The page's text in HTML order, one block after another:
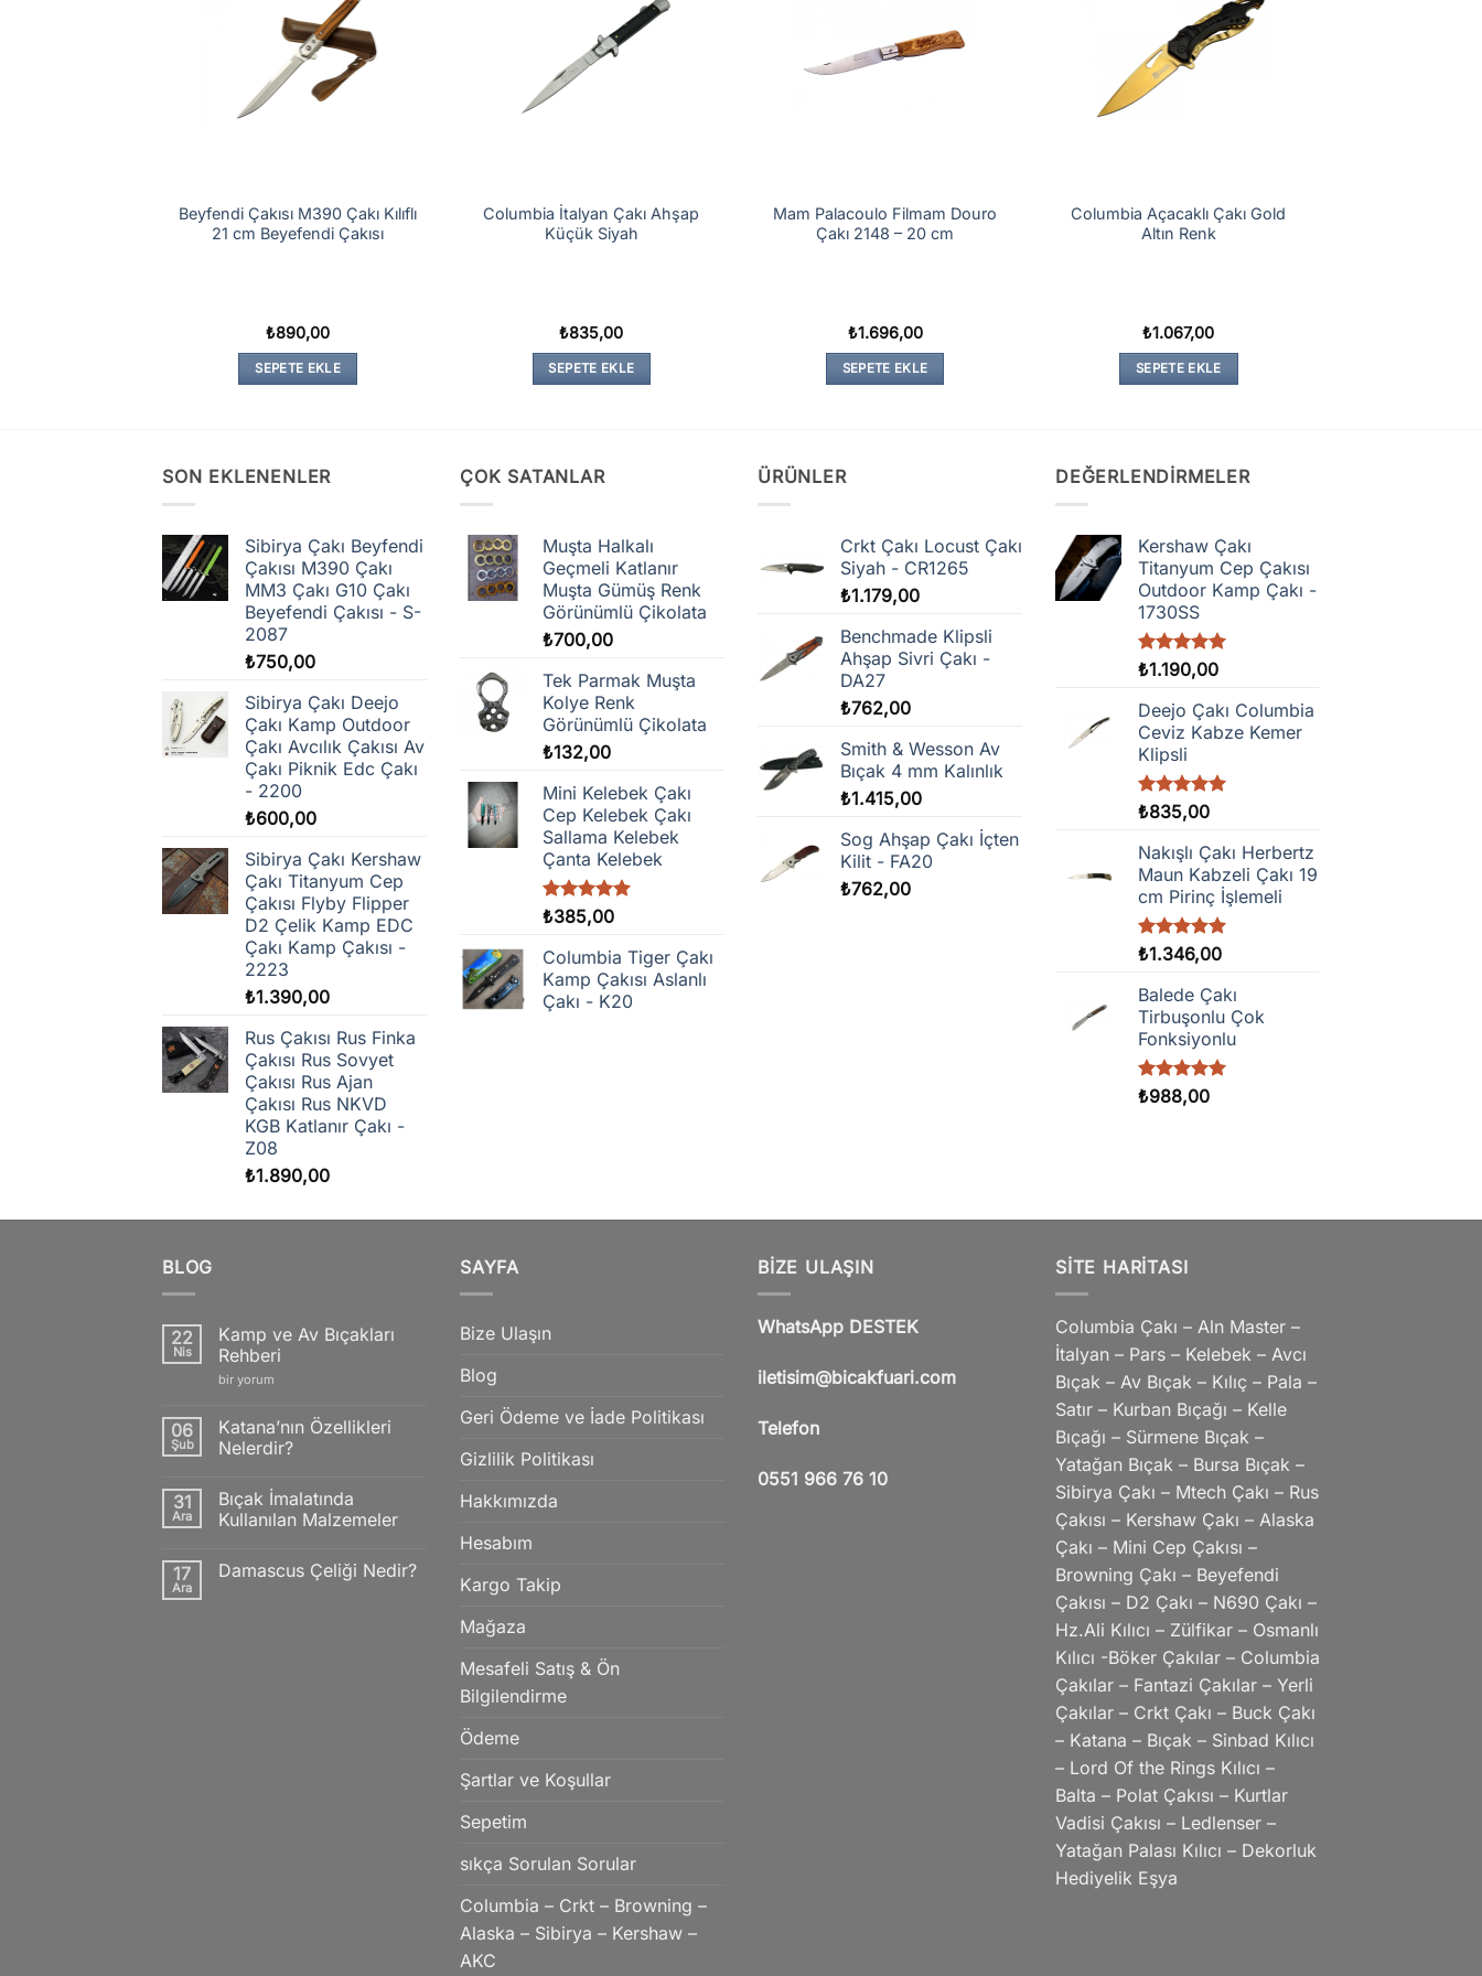
Beyfendi Çakısı M390 Çakı Kılıflı
21 cm Beyefendi Çakısı
₺890,00
SEPETE EKLE
Columbia İtalyan Çakı Ahşap
Küçük Siyah
₺835,00
SEPETE EKLE
Mam Palacoulo Filmam Douro
Çakı 2148 – 20 cm
₺1.696,00
SEPETE EKLE
Columbia Açacaklı Çakı Gold
Altın Renk
₺1.067,00
SEPETE EKLE
SON EKLENENLER
Sibirya Çakı Beyfendi
Çakısı M390 Çakı
MM3 Çakı G10 Çakı
Beyefendi Çakısı - S-
2087
₺750,00
Sibirya Çakı Deejo
Çakı Kamp Outdoor
Çakı Avcılık Çakısı Av
Çakı Piknik Edc Çakı
- 2200
₺600,00
Sibirya Çakı Kershaw
Çakı Titanyum Cep
Çakısı Flyby Flipper
D2 Çelik Kamp EDC
Çakı Kamp Çakısı -
2223
₺1.390,00
Rus Çakısı Rus Finka
Çakısı Rus Sovyet
Çakısı Rus Ajan
Çakısı Rus NKVD
KGB Katlanır Çakı -
Z08
₺1.890,00
ÇOK SATANLAR
Muşta Halkalı
Geçmeli Katlanır
Muşta Gümüş Renk
Görünümlü Çikolata
₺700,00
Tek Parmak Muşta
Kolye Renk
Görünümlü Çikolata
₺132,00
Mini Kelebek Çakı
Cep Kelebek Çakı
Sallama Kelebek
Çanta Kelebek
5 üzerinden
oy
aldı
₺385,00
Columbia Tiger Çakı
Kamp Çakısı Aslanlı
Çakı - K20
ÜRÜNLER
Crkt Çakı Locust Çakı
Siyah - CR1265
₺1.179,00
Benchmade Klipsli
Ahşap Sivri Çakı -
DA27
₺762,00
Smith & Wesson Av
Bıçak 4 mm Kalınlık
₺1.415,00
Sog Ahşap Çakı İçten
Kilit - FA20
₺762,00
DEĞERLENDIRMELER
Kershaw Çakı
Titanyum Cep Çakısı
Outdoor Kamp Çakı -
1730SS
5 üzerinden
oy
aldı
₺1.190,00
Deejo Çakı Columbia
Ceviz Kabze Kemer
Klipsli
5 üzerinden
oy
aldı
₺835,00
Nakışlı Çakı Herbertz
Maun Kabzeli Çakı 19
cm Pirinç İşlemeli
5 üzerinden
aldı
₺1.346,00
Balede Çakı
Tirbuşonlu Çok
Fonksiyonlu
5 üzerinden
oy
₺988,00
BLOG
22
Nis
Kamp ve Av Bıçakları
Rehberi
Kamp
Bıçakları
Rehberi
için
bir yorum
06
Şub
Katana’nın Özellikleri
Nelerdir?
Katana’nın
Özellikleri
Nelerdir?
31
Ara
Bıçak İmalatında
Kullanılan Malzemeler
Bıçak
17
Ara
Damascus Çeliği Nedir?
SAYFA
Bize Ulaşın
Blog
Geri Ödeme ve İade Politikası
Gizlilik Politikası
Hakkımızda
Hesabım
Kargo Takip
Mağaza
Mesafeli Satış & Ön
Bilgilendirme
Ödeme
Şartlar ve Koşullar
Sepetim
sıkça Sorulan Sorular
Columbia – Crkt – Browning –
Alaska – Sibirya – Kershaw –
AKC
BIZE ULAŞIN
WhatsApp DESTEK
iletisim@bicakfuari.com
Telefon
0551 966 76 10
SITE HARITASI
Columbia Çakı – Aln Master –
İtalyan – Pars – Kelebek – Avcı
Bıçak – Av Bıçak – Kılıç – Pala –
Satır – Kurban Bıçağı – Kelle
Bıçağı – Sürmene Bıçak –
Yatağan Bıçak – Bursa Bıçak –
Sibirya Çakı – Mtech Çakı – Rus
Çakısı – Kershaw Çakı – Alaska
Çakı – Mini Cep Çakısı –
Browning Çakı – Beyefendi
Çakısı – D2 Çakı – N690 Çakı –
Hz.Ali Kılıcı – Zülfikar – Osmanlı
Kılıcı -Böker Çakılar – Columbia
Çakılar – Fantazi Çakılar – Yerli
Çakılar – Crkt Çakı – Buck Çakı
– Katana – Bıçak – Sinbad Kılıcı
– Lord Of the Rings Kılıcı –
Balta – Polat Çakısı – Kurtlar
Vadisi Çakısı – Ledlenser –
Yatağan Palası Kılıcı – Dekorluk
Hediyelik Eşya